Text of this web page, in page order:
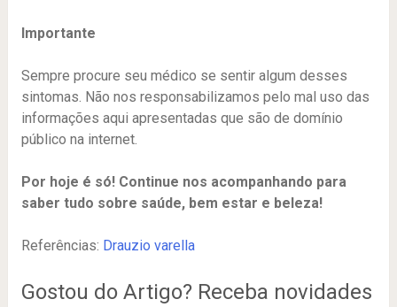
Importante
Sempre procure seu médico se sentir algum desses
sintomas. Não nos responsabilizamos pelo mal uso das
informações aqui apresentadas que são de domínio
público na internet.
Por hoje é só! Continue nos acompanhando para
saber tudo sobre saúde, bem estar e beleza!
Referências: Drauzio varella
Gostou do Artigo? Receba novidades